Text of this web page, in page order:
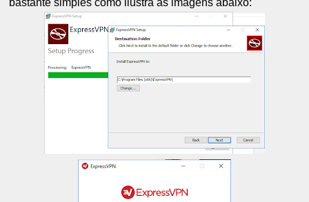
bastante simples como ilustra as imagens abaixo: